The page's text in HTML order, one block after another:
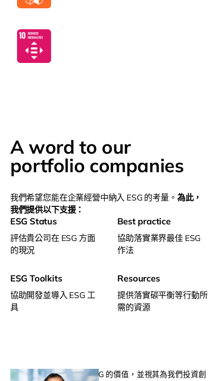
「我們深刻理解並尊重 ESG 的價值，並視其為我們投資創
A word to our
portfolio companies
我們希望您能在企業經營中納入 ESG 的考量。 為此，
我們提供以下支援：
ESG Status
評估貴公司在 ESG 方面
的現況
Best practice
協助落實業界最佳 ESG
作法
ESG Toolkits
協助開發並導入 ESG 工
具
Resources
提供落實碳平衡等行動所
需的資源